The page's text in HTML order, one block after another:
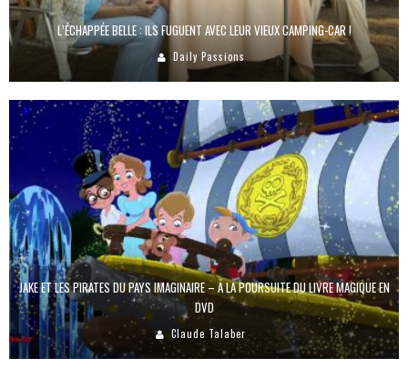
L’ÉCHAPPÉE BELLE : ILS FUGUENT AVEC LEUR VIEUX CAMPING-CAR !
Daily Passions
JAKE ET LES PIRATES DU PAYS IMAGINAIRE – A LA POURSUITE DU LIVRE MAGIQUE EN
DVD
Claude Talaber